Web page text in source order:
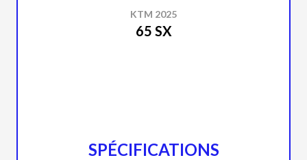
KTM 2025
65 SX
SPÉCIFICATIONS